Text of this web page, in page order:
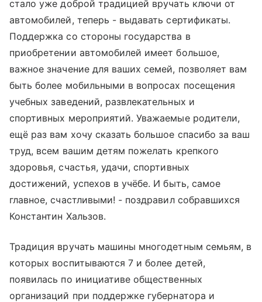
стало уже доброй традицией вручать ключи от
автомобилей, теперь - выдавать сертификаты.
Поддержка со стороны государства в
приобретении автомобилей имеет большое,
важное значение для ваших семей, позволяет вам
быть более мобильными в вопросах посещения
учебных заведений, развлекательных и
спортивных мероприятий. Уважаемые родители,
ещё раз вам хочу сказать большое спасибо за ваш
труд, всем вашим детям пожелать крепкого
здоровья, счастья, удачи, спортивных
достижений, успехов в учёбе. И быть, самое
главное, счастливыми! - поздравил собравшихся
Константин Хальзов.
Традиция вручать машины многодетным семьям, в
которых воспитываются 7 и более детей,
появилась по инициативе общественных
организаций при поддержке губернатора и